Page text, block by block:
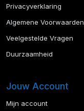
Privacyverklaring
Algemene Voorwaarden
Veelgestelde Vragen
Duurzaamheid
Jouw Account
Mijn account